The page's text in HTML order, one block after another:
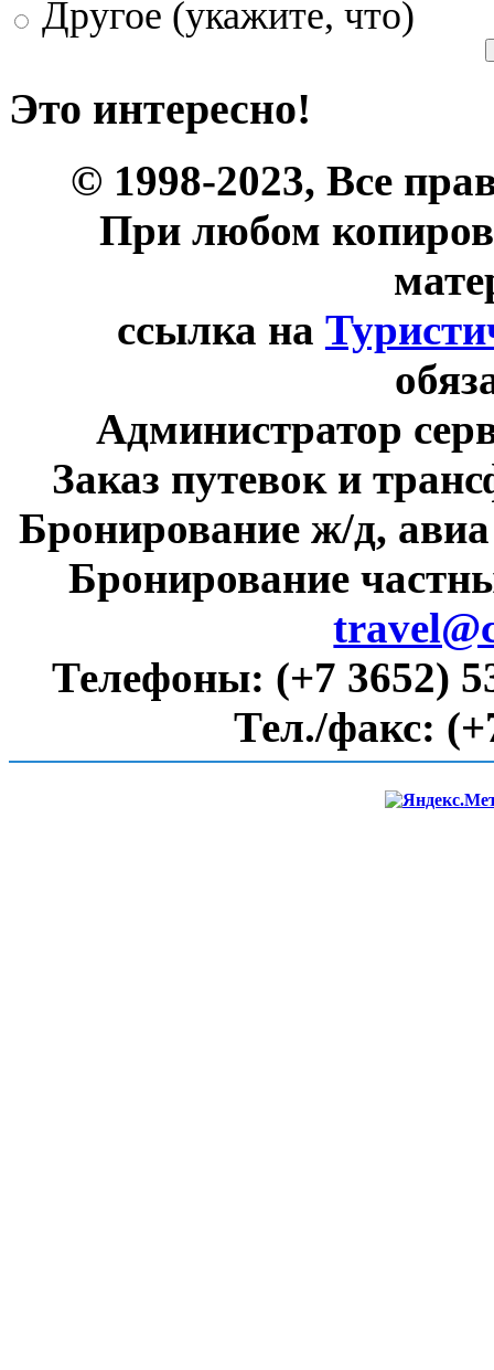
Другое (укажите, что)
Это интересно!
© 1998-2023, Все
При любом
ссылка на
Администратор
Заказ путевок и
Бронирование ж/д,
Бронирование
Телефоны: (+7 3652)
Тел./факс: